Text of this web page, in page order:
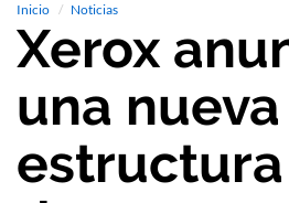
Inicio Noticias
Xerox
una nueva